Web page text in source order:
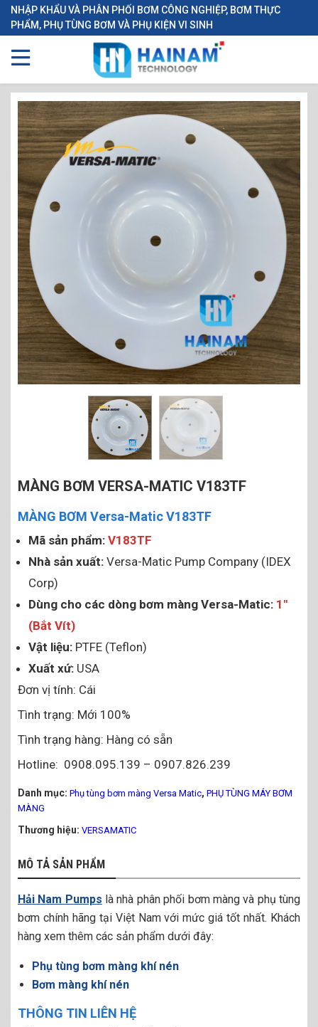
NHẬP KHẨU VÀ PHÂN PHỐI BƠM CÔNG NGHIỆP, BƠM THỰC
PHẨM, PHỤ TÙNG BƠM VÀ PHỤ KIỆN VI SINH
MÀNG BƠM VERSA-MATIC V183TF
MÀNG BƠM Versa-Matic V183TF
Mã sản phẩm: V183TF
Nhà sản xuất: Versa-Matic Pump Company (IDEX
Corp)
Dùng cho các dòng bơm màng Versa-Matic: 1″
(Bắt Vít)
Vật liệu: PTFE (Teflon)
Xuất xứ: USA
Đơn vị tính: Cái
Tình trạng: Mới 100%
Tình trạng hàng: Hàng có sẵn
Hotline: 0908.095.139 – 0907.826.239
Danh mục: Phụ tùng bơm màng Versa Matic, PHỤ TÙNG MÁY BƠM
MÀNG
Thương hiệu: VERSAMATIC
MÔ TẢ SẢN PHẨM
Hải Nam Pumps là nhà phân phối bơm màng và phụ tùng
bơm chính hãng tại Việt Nam với mức giá tốt nhất. Khách
hàng xem thêm các sản phẩm dưới đây:
Phụ tùng bơm màng khí nén
Bơm màng khí nén
THÔNG TIN LIÊN HỆ